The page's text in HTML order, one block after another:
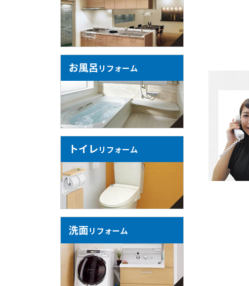
お風呂 リフォーム
トイレリフォーム
洗面リフォーム